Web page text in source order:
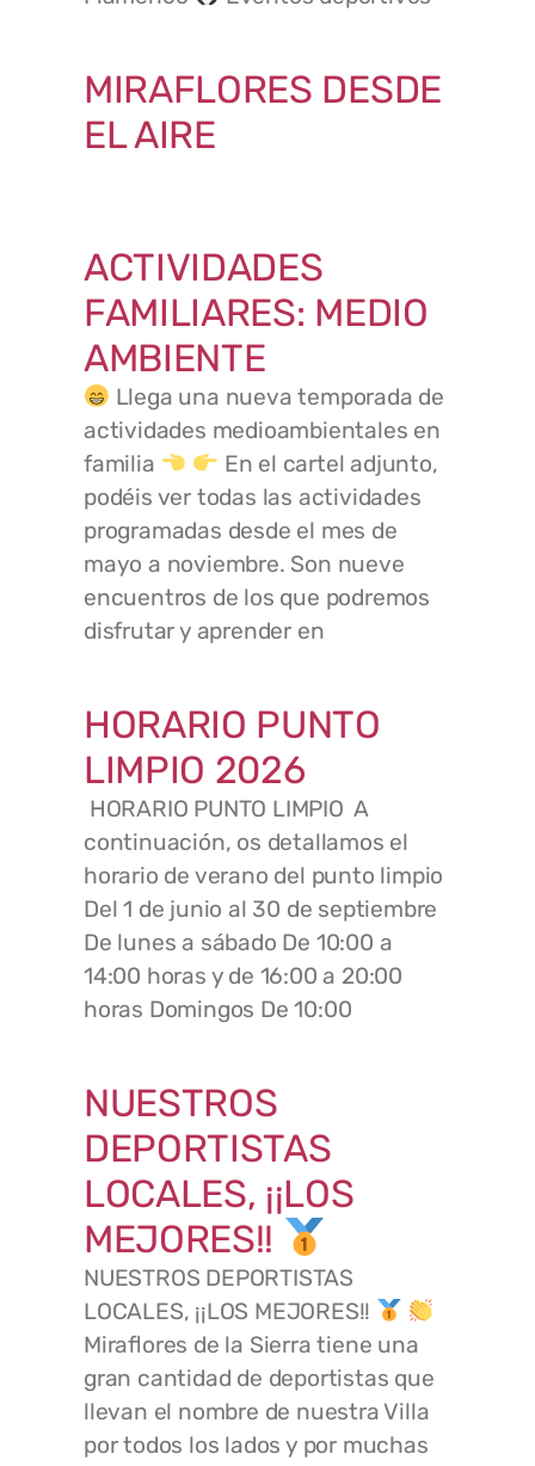
MIRAFLORES DESDE
EL AIRE
ACTIVIDADES
FAMILIARES: MEDIO
AMBIENTE
Llega una nueva temporada de
actividades medioambientales en
familia
En el cartel adjunto,
podéis ver todas las actividades
programadas desde el mes de
mayo a noviembre. Son nueve
encuentros de los que podremos
disfrutar y aprender en
HORARIO PUNTO
LIMPIO 2026
HORARIO PUNTO LIMPIO A
continuación, os detallamos el
horario de verano del punto limpio
Del 1 de junio al 30 de septiembre
De lunes a sábado De 10:00 a
14:00 horas y de 16:00 a 20:00
horas Domingos De 10:00
NUESTROS
DEPORTISTAS
LOCALES, ¡¡LOS
MEJORES!!
NUESTROS DEPORTISTAS
LOCALES, ¡¡LOS MEJORES!!
Miraflores de la Sierra tiene una
gran cantidad de deportistas que
llevan el nombre de nuestra Villa
por todos los lados y por muchas